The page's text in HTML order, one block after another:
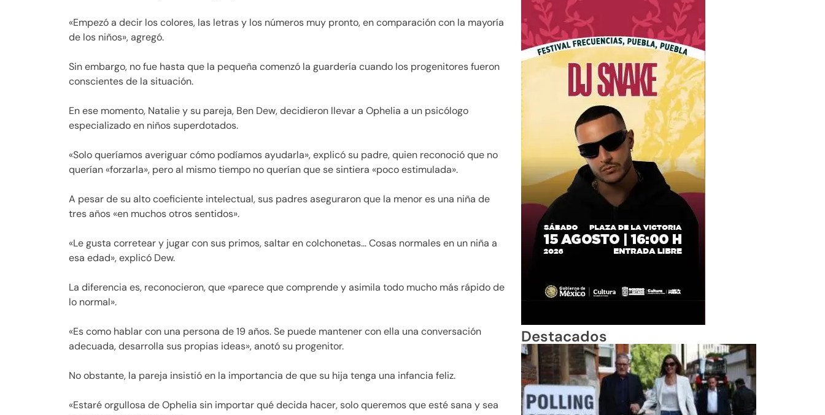
«Empezó a decir los colores, las letras y los números muy pronto, en comparación con la mayoría
de los niños», agregó.
Sin embargo, no fue hasta que la pequeña comenzó la guardería cuando los progenitores fueron
conscientes de la situación.
En ese momento, Natalie y su pareja, Ben Dew, decidieron llevar a Ophelia a un psicólogo
especializado en niños superdotados.
«Solo queríamos averiguar cómo podíamos ayudarla», explicó su padre, quien reconoció que no
querían «forzarla», pero al mismo tiempo no querían que se sintiera «poco estimulada».
A pesar de su alto coeficiente intelectual, sus padres aseguraron que la menor es una niña de
tres años «en muchos otros sentidos».
«Le gusta corretear y jugar con sus primos, saltar en colchonetas… Cosas normales en un niña a
esa edad», explicó Dew.
La diferencia es, reconocieron, que «parece que comprende y asimila todo mucho más rápido de
lo normal».
«Es como hablar con una persona de 19 años. Se puede mantener con ella una conversación
adecuada, desarrolla sus propias ideas», anotó su progenitor.
No obstante, la pareja insistió en la importancia de que su hija tenga una infancia feliz.
«Estaré orgullosa de Ophelia sin importar qué decida hacer, solo queremos que esté sana y sea
Destacados